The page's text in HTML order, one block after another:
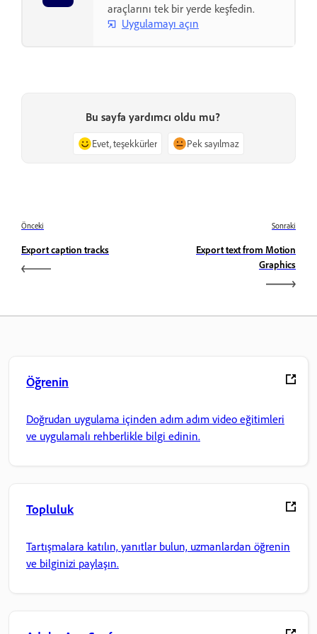
araçlarını tek bir yerde keşfedin.
Uygulamayı açın
Bu sayfa yardımcı oldu mu?
Evet, teşekkürler Pek sayılmaz
Önceki
Export caption tracks
Sonraki
Export text from Motion
Graphics
Öğrenin
Doğrudan uygulama içinden adım adım video eğitimleri
ve uygulamalı rehberlikle bilgi edinin.
Topluluk
Tartışmalara katılın, yanıtlar bulun, uzmanlardan öğrenin
ve bilginizi paylaşın.